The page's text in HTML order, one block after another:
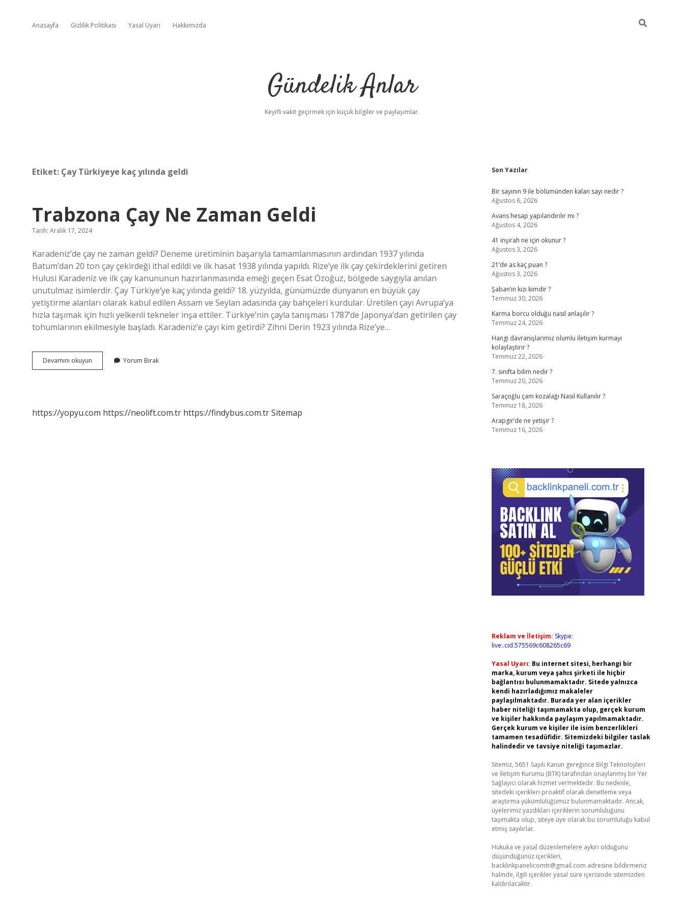
Anasayfa Gizlilik Politikası Yasal Uyarı Hakkımızda
Gündelik Anlar
Keyifli vakit geçirmek için küçük bilgiler ve paylaşımlar.
Etiket: Çay Türkiyeye kaç yılında geldi
Trabzona Çay Ne Zaman Geldi
Tarih: Aralık 17, 2024
Karadeniz’de çay ne zaman geldi? Deneme üretiminin başarıyla tamamlanmasının ardından 1937 yılında
Batum’dan 20 ton çay çekirdeği ithal edildi ve ilk hasat 1938 yılında yapıldı. Rize’ye ilk çay çekirdeklerini getiren
Hulusi Karadeniz ve ilk çay kanununun hazırlanmasında emeği geçen Esat Özoğuz, bölgede saygıyla anılan
unutulmaz isimlerdir. Çay Türkiye’ye kaç yılında geldi? 18. yüzyılda, günümüzde dünyanın en büyük çay
yetiştirme alanları olarak kabul edilen Assam ve Seylan adasında çay bahçeleri kurdular. Üretilen çayı Avrupa’ya
hızla taşımak için hızlı yelkenli tekneler inşa ettiler. Türkiye’nin çayla tanışması 1787’de Japonya’dan getirilen çay
tohumlarının ekilmesiyle başladı. Karadeniz’e çayı kim getirdi? Zihni Derin 1923 yılında Rize’ye…
Devamını okuyun Trabzona
Çay
Yorum Bırak
https://yopyu.com https://neolift.com.tr https://findybus.com.trSitemap
Sidebar
Son Yazılar
Bir sayının 9 ile bölümünden kalan sayı nedir ?
Ağustos 6, 2026
Avans hesap yapılandırılır mı ?
Ağustos 4, 2026
41 inşirah ne için okunur ?
Ağustos 3, 2026
21’de as kaç puan ?
Ağustos 3, 2026
Şaban’ın kızı kimdir ?
Temmuz 30, 2026
Karma borcu olduğu nasıl anlaşılır ?
Temmuz 24, 2026
Hangi davranışlarımız olumlu iletişim kurmayı
kolaylaştırır ?
Temmuz 22, 2026
7. sınıfta bilim nedir ?
Temmuz 20, 2026
Saraçoğlu çam kozalağı Nasıl Kullanılır ?
Temmuz 18, 2026
Arapgir’de ne yetişir ?
Temmuz 16, 2026
Reklam ve İletişim: Skype:
live:.cid.575569c608265c69
Yasal Uyarı: Bu internet sitesi, herhangi bir
marka, kurum veya şahıs şirketi ile hiçbir
bağlantısı bulunmamaktadır. Sitede yalnızca
kendi hazırladığımız makaleler
paylaşılmaktadır. Burada yer alan içerikler
haber niteliği taşımamakta olup, gerçek kurum
ve kişiler hakkında paylaşım yapılmamaktadır.
Gerçek kurum ve kişiler ile isim benzerlikleri
tamamen tesadüfidir. Sitemizdeki bilgiler taslak
halindedir ve tavsiye niteliği taşımazlar.
Sitemiz, 5651 Sayılı Kanun gereğince Bilgi Teknolojileri
ve İletişim Kurumu (BTK) tarafından onaylanmış bir Yer
Sağlayıcı olarak hizmet vermektedir. Bu nedenle,
sitedeki içerikleri proaktif olarak denetleme veya
araştırma yükümlülüğümüz bulunmamaktadır. Ancak,
üyelerimiz yazdıkları içeriklerin sorumluluğunu
taşımakta olup, siteye üye olarak bu sorumluluğu kabul
etmiş sayılırlar.
Hukuka ve yasal düzenlemelere aykırı olduğunu
düşündüğünüz içerikleri,
backlinkpanelicomtr@gmail.com adresine bildirmeniz
halinde, ilgili içerikler yasal süre içerisinde sitemizden
kaldırılacaktır.